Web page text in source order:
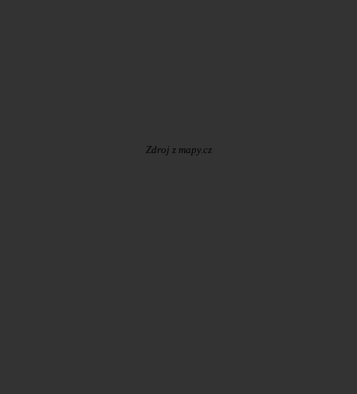
Zdroj z mapy.cz